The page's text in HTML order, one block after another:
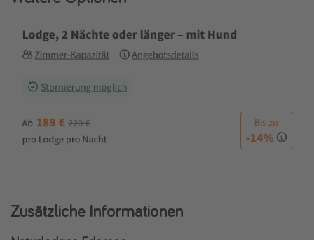
Zusätzliche Informationen